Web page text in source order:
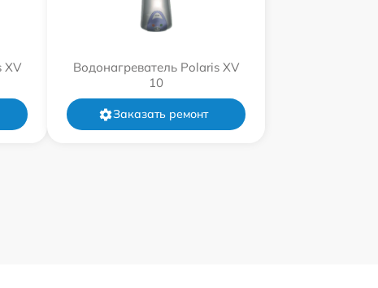
XV
Водонагреватель Polaris XV
10
Заказать ремонт